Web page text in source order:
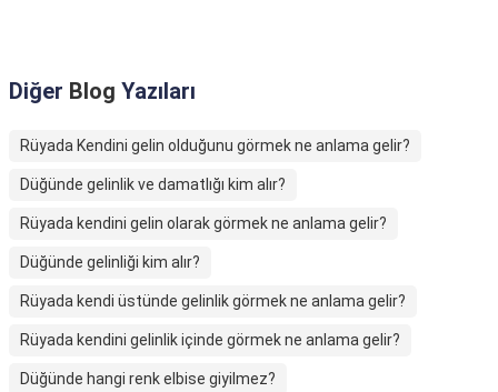
Diğer Blog Yazıları
Rüyada Kendini gelin olduğunu görmek ne anlama gelir?
Düğünde gelinlik ve damatlığı kim alır?
Rüyada kendini gelin olarak görmek ne anlama gelir?
Düğünde gelinliği kim alır?
Rüyada kendi üstünde gelinlik görmek ne anlama gelir?
Rüyada kendini gelinlik içinde görmek ne anlama gelir?
Düğünde hangi renk elbise giyilmez?